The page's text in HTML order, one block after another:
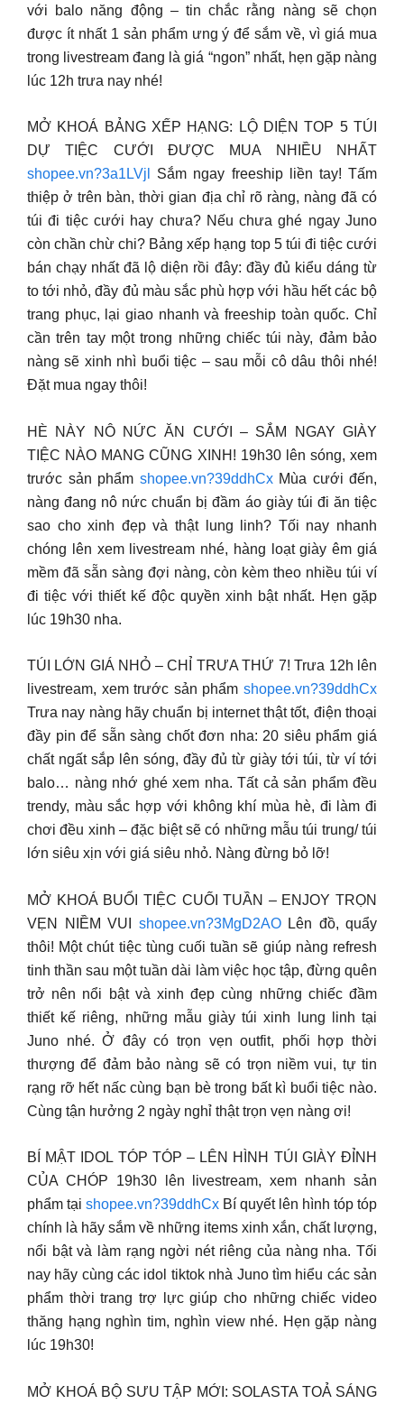
với balo năng động – tin chắc rằng nàng sẽ chọn
được ít nhất 1 sản phẩm ưng ý để sắm về, vì giá mua
trong livestream đang là giá “ngon” nhất, hẹn gặp nàng
lúc 12h trưa nay nhé!
MỞ KHOÁ BẢNG XẾP HẠNG: LỘ DIỆN TOP 5 TÚI
DỰ TIỆC CƯỚI ĐƯỢC MUA NHIỀU NHẤT
shopee.vn?3a1LVjl
Sắm ngay freeship liền tay! Tấm
thiệp ở trên bàn, thời gian địa chỉ rõ ràng, nàng đã có
túi đi tiệc cưới hay chưa? Nếu chưa ghé ngay Juno
còn chần chừ chi? Bảng xếp hạng top 5 túi đi tiệc cưới
bán chạy nhất đã lộ diện rồi đây: đầy đủ kiểu dáng từ
to tới nhỏ, đầy đủ màu sắc phù hợp với hầu hết các bộ
trang phục, lại giao nhanh và freeship toàn quốc. Chỉ
cần trên tay một trong những chiếc túi này, đảm bảo
nàng sẽ xinh nhì buổi tiệc – sau mỗi cô dâu thôi nhé!
Đặt mua ngay thôi!
HÈ NÀY NÔ NỨC ĂN CƯỚI – SẮM NGAY GIÀY
TIỆC NÀO MANG CŨNG XINH! 19h30 lên sóng, xem
trước sản phẩm shopee.vn?39ddhCxMùa cưới đến,
nàng đang nô nức chuẩn bị đầm áo giày túi đi ăn tiệc
sao cho xinh đẹp và thật lung linh? Tối nay nhanh
chóng lên xem livestream nhé, hàng loạt giày êm giá
mềm đã sẵn sàng đợi nàng, còn kèm theo nhiều túi ví
đi tiệc với thiết kế độc quyền xinh bật nhất. Hẹn gặp
lúc 19h30 nha.
TÚI LỚN GIÁ NHỎ – CHỈ TRƯA THỨ 7! Trưa 12h lên
livestream, xem trước sản phẩm shopee.vn?39ddhCx
Trưa nay nàng hãy chuẩn bị internet thật tốt, điện thoại
đầy pin để sẵn sàng chốt đơn nha: 20 siêu phẩm giá
chất ngất sắp lên sóng, đầy đủ từ giày tới túi, từ ví tới
balo… nàng nhớ ghé xem nha. Tất cả sản phẩm đều
trendy, màu sắc hợp với không khí mùa hè, đi làm đi
chơi đều xinh – đặc biệt sẽ có những mẫu túi trung/ túi
lớn siêu xịn với giá siêu nhỏ. Nàng đừng bỏ lỡ!
MỞ KHOÁ BUỔI TIỆC CUỐI TUẦN – ENJOY TRỌN
VẸN NIỀM VUI shopee.vn?3MgD2AOLên đồ, quẩy
thôi! Một chút tiệc tùng cuối tuần sẽ giúp nàng refresh
tinh thần sau một tuần dài làm việc học tập, đừng quên
trở nên nổi bật và xinh đẹp cùng những chiếc đầm
thiết kế riêng, những mẫu giày túi xinh lung linh tại
Juno nhé. Ở đây có trọn vẹn outfit, phối hợp thời
thượng để đảm bảo nàng sẽ có trọn niềm vui, tự tin
rạng rỡ hết nấc cùng bạn bè trong bất kì buổi tiệc nào.
Cùng tận hưởng 2 ngày nghỉ thật trọn vẹn nàng ơi!
BÍ MẬT IDOL TÓP TÓP – LÊN HÌNH TÚI GIÀY ĐỈNH
CỦA CHÓP 19h30 lên livestream, xem nhanh sản
phẩm tại shopee.vn?39ddhCx Bí quyết lên hình tóp tóp
chính là hãy sắm về những items xinh xắn, chất lượng,
nổi bật và làm rạng ngời nét riêng của nàng nha. Tối
nay hãy cùng các idol tiktok nhà Juno tìm hiểu các sản
phẩm thời trang trợ lực giúp cho những chiếc video
thăng hạng nghìn tim, nghìn view nhé. Hẹn gặp nàng
lúc 19h30!
MỞ KHOÁ BỘ SƯU TẬP MỚI: SOLASTA TOẢ SÁNG